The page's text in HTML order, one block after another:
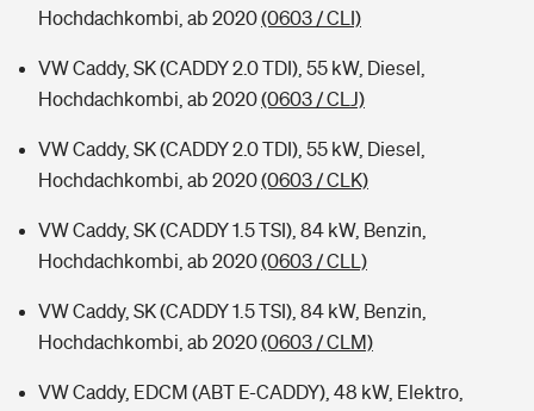
Hochdachkombi, ab 2020(0603 / CLI)
VW Caddy, SK (CADDY 2.0 TDI), 55 kW, Diesel,
Hochdachkombi, ab 2020(0603 / CLJ)
VW Caddy, SK (CADDY 2.0 TDI), 55 kW, Diesel,
Hochdachkombi, ab 2020(0603 / CLK)
VW Caddy, SK (CADDY 1.5 TSI), 84 kW, Benzin,
Hochdachkombi, ab 2020(0603 / CLL)
VW Caddy, SK (CADDY 1.5 TSI), 84 kW, Benzin,
Hochdachkombi, ab 2020(0603 / CLM)
VW Caddy, EDCM (ABT E-CADDY), 48 kW, Elektro,